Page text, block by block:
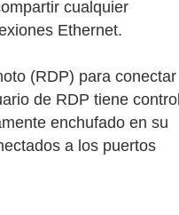
cualquier
Ethernet.
(RDP) para conectar
de RDP tiene control
enchufado en su
a los puertos